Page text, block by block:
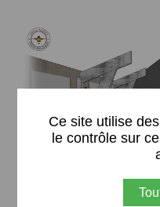
Ce site utilise
le contrôle sur